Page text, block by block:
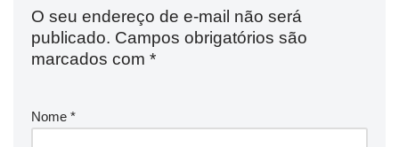
O seu endereço de e-mail não será
publicado. Campos obrigatórios são
marcados com *
Nome *